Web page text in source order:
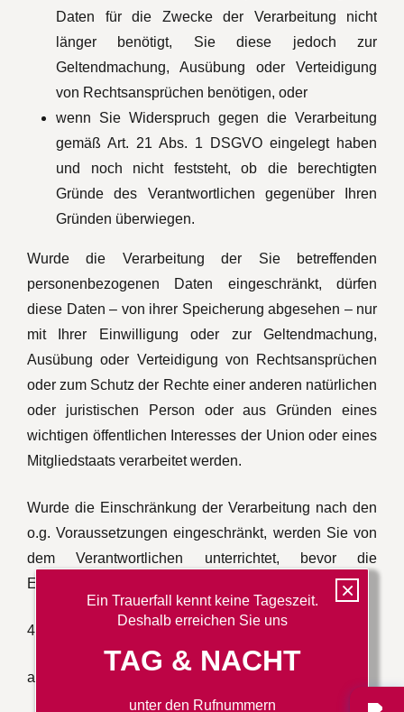
Daten für die Zwecke der Verarbeitung nicht
länger benötigt, Sie diese jedoch zur
Geltendmachung, Ausübung oder Verteidigung
von Rechtsansprüchen benötigen, oder
wenn Sie Widerspruch gegen die Verarbeitung
gemäß Art. 21 Abs. 1 DSGVO eingelegt haben
und noch nicht feststeht, ob die berechtigten
Gründe des Verantwortlichen gegenüber Ihren
Gründen überwiegen.
Wurde die Verarbeitung der Sie betreffenden
personenbezogenen Daten eingeschränkt, dürfen
diese Daten – von ihrer Speicherung abgesehen – nur
mit Ihrer Einwilligung oder zur Geltendmachung,
Ausübung oder Verteidigung von Rechtsansprüchen
oder zum Schutz der Rechte einer anderen natürlichen
oder juristischen Person oder aus Gründen eines
wichtigen öffentlichen Interesses der Union oder eines
Mitgliedstaats verarbeitet werden.
Wurde die Einschränkung der Verarbeitung nach den
o.g. Voraussetzungen eingeschränkt, werden Sie von
dem Verantwortlichen unterrichtet, bevor die
Einschränkung aufgehoben wird.
4. Recht auf Löschung
a) Löschpflicht
×
Ein Trauerfall kennt keine Tageszeit.
Deshalb erreichen Sie uns
TAG & NACHT
unter den Rufnummern